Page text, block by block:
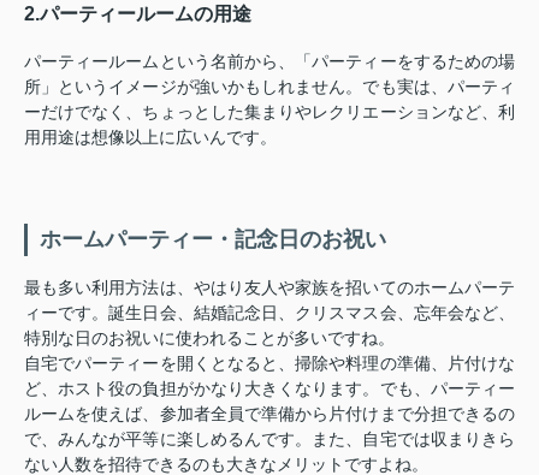
2.パーティールームの用途
パーティールームという名前から、「パーティーをするための場
所」というイメージが強いかもしれません。でも実は、パーティ
ーだけでなく、ちょっとした集まりやレクリエーションなど、利
用用途は想像以上に広いんです。
ホームパーティー・記念日のお祝い
最も多い利用方法は、やはり友人や家族を招いてのホームパーテ
ィーです。誕生日会、結婚記念日、クリスマス会、忘年会など、
特別な日のお祝いに使われることが多いですね。
自宅でパーティーを開くとなると、掃除や料理の準備、片付けな
ど、ホスト役の負担がかなり大きくなります。でも、パーティー
ルームを使えば、参加者全員で準備から片付けまで分担できるの
で、みんなが平等に楽しめるんです。また、自宅では収まりきら
ない人数を招待できるのも大きなメリットですよね。